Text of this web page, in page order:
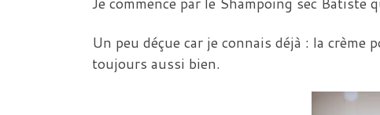
Un peu déçue car je connais déjà : la
toujours aussi bien.